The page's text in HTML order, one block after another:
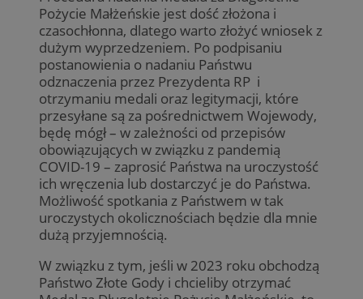
Pożycie Małżeńskie jest dość złożona i
czasochłonna, dlatego warto złożyć wniosek z
dużym wyprzedzeniem. Po podpisaniu
postanowienia o nadaniu Państwu
odznaczenia przez Prezydenta RP i
otrzymaniu medali oraz legitymacji, które
przesyłane są za pośrednictwem Wojewody,
będę mógł – w zależności od przepisów
obowiązujących w związku z pandemią
COVID-19 – zaprosić Państwa na uroczystość
ich wręczenia lub dostarczyć je do Państwa.
Możliwość spotkania z Państwem w tak
uroczystych okolicznościach będzie dla mnie
dużą przyjemnością.
W związku z tym, jeśli w 2023 roku obchodzą
Państwo Złote Gody i chcieliby otrzymać